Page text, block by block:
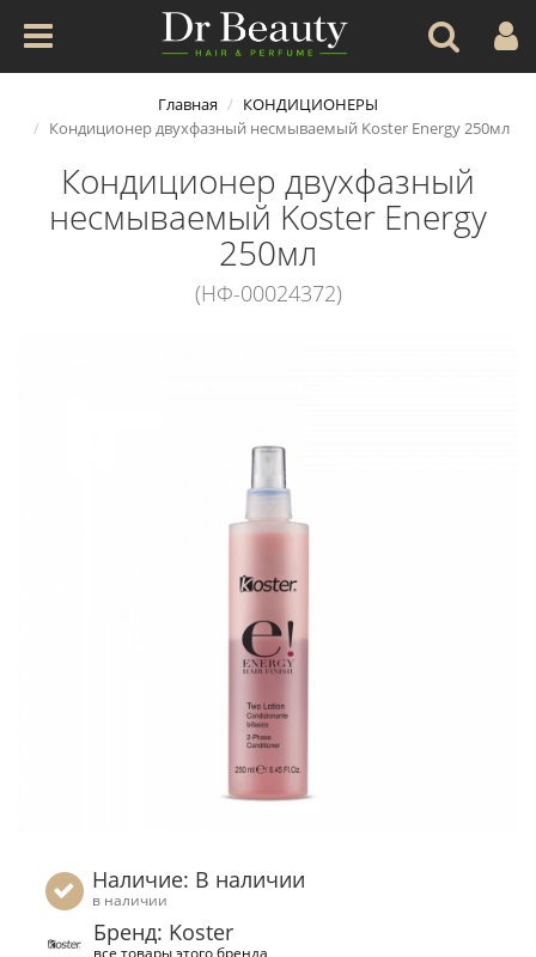
Главная
КОНДИЦИОНЕРЫ
Кондиционер двухфазный несмываемый Koster Energy 250мл
Кондиционер двухфазный
несмываемый Koster Energy
250мл
(НФ-00024372)
Наличие: В наличии
в наличии
Бренд: Koster
все товары этого бренда